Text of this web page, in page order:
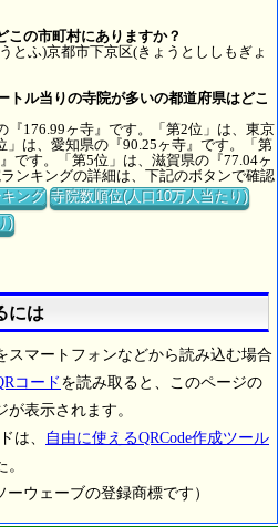
この市町村にありますか？
とふ)京都市下京区(きょうとししもぎょ
トル当りの寺院が多いの都道府県はどこ
『176.99ヶ寺』です。「第2位」は、東京
」は、愛知県の『90.25ヶ寺』です。「第
です。「第5位」は、滋賀県の『77.04ヶ
ンキングの詳細は、下記のボタンで確認
ング 寺院数順位(人口10万人当たり)
)
には
スマートフォンなどから読み込む場合
コード を読み取ると、このページの
が表示されます。
は、
自由に使えるQRCode作成ツール
ーウェーブの登録商標です）